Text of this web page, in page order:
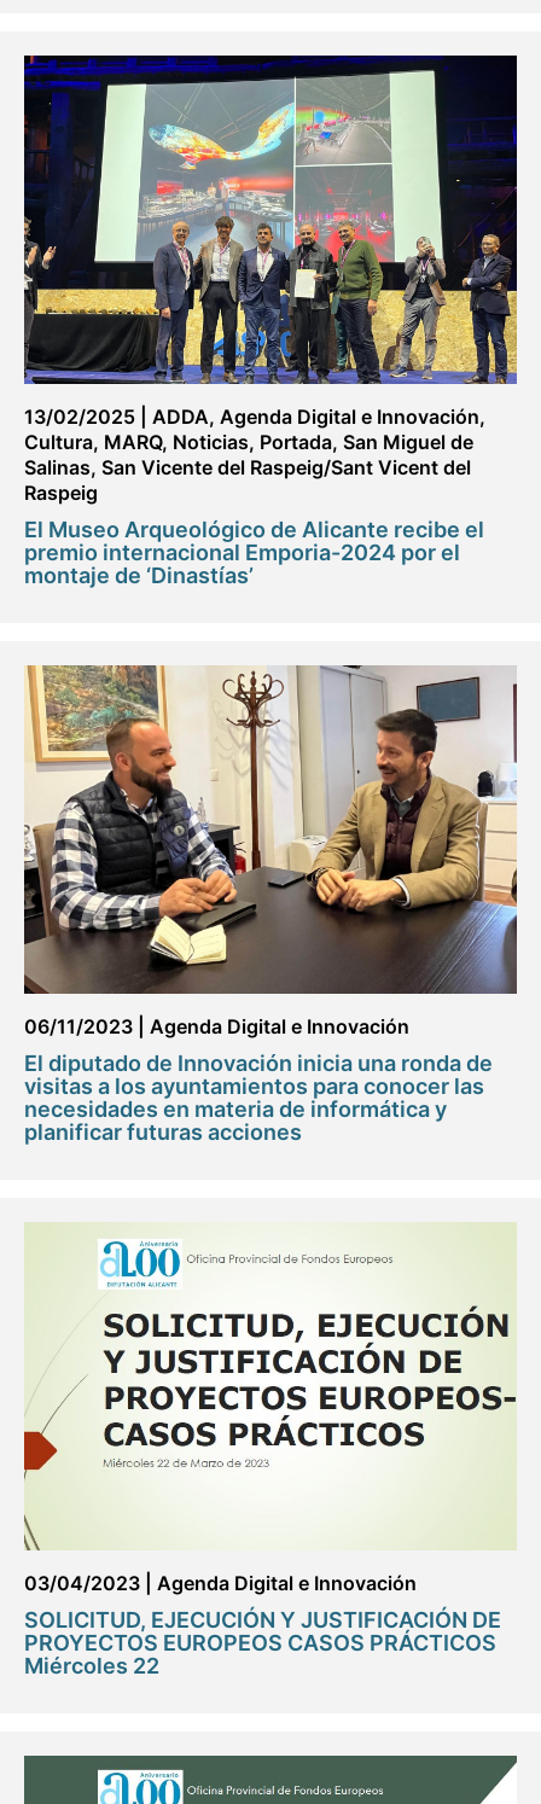
13/02/2025 ADDA, Agenda Digital e Innovación,
Cultura, MARQ, Noticias, Portada, San Miguel de
Salinas, San Vicente del Raspeig/Sant Vicent del
Raspeig
El Museo Arqueológico de Alicante recibe el
premio internacional Emporia-2024 por el
montaje de ‘Dinastías’
06/11/2023 Agenda Digital e Innovación
El diputado de Innovación inicia una ronda de
visitas a los ayuntamientos para conocer las
necesidades en materia de informática y
planificar futuras acciones
03/04/2023 Agenda Digital e Innovación
SOLICITUD, EJECUCIÓN Y JUSTIFICACIÓN DE
PROYECTOS EUROPEOS CASOS PRÁCTICOS
Miércoles 22